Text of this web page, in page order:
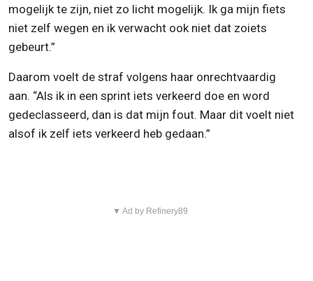
mogelijk te zijn, niet zo licht mogelijk. Ik ga mijn fiets
niet zelf wegen en ik verwacht ook niet dat zoiets
gebeurt.”
Daarom voelt de straf volgens haar onrechtvaardig
aan. “Als ik in een sprint iets verkeerd doe en word
gedeclasseerd, dan is dat mijn fout. Maar dit voelt niet
alsof ik zelf iets verkeerd heb gedaan.”
▼ Ad by Refinery89